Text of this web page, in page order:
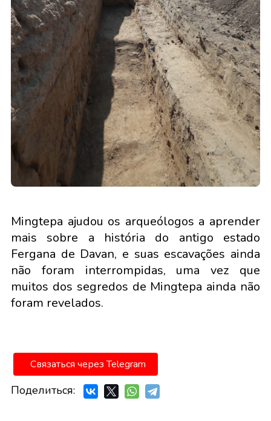
Mingtepa ajudou os arqueólogos a aprender
mais sobre a história do antigo estado
Fergana de Davan, e suas escavações ainda
não foram interrompidas, uma vez que
muitos dos segredos de Mingtepa ainda não
foram revelados.
Связаться через Telegram
Поделиться: